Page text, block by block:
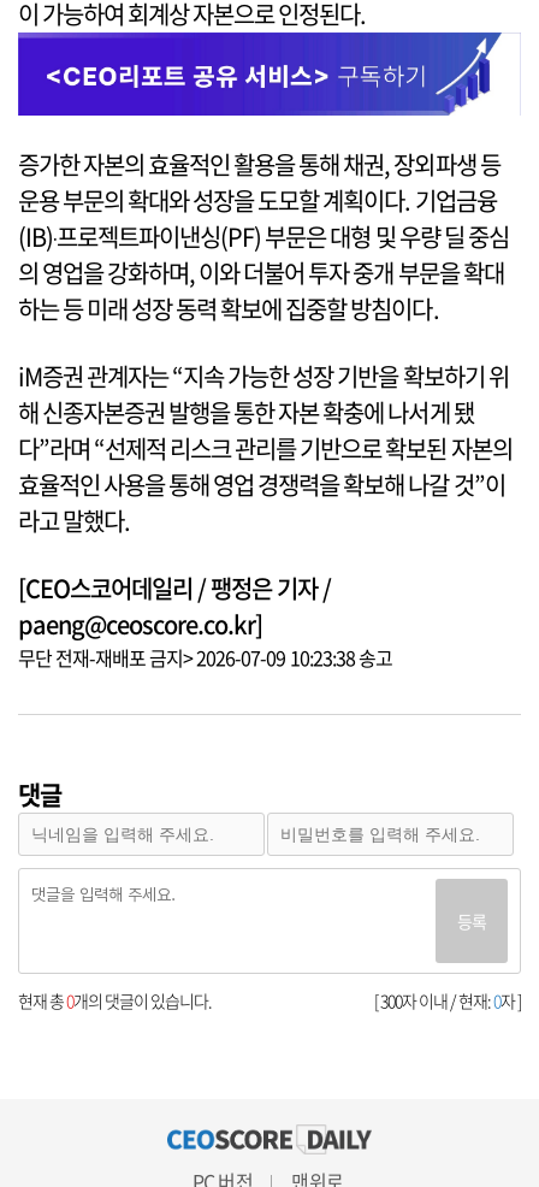
이 가능하여 회계상 자본으로 인정된다.
증가한 자본의 효율적인 활용을 통해 채권, 장외파생 등
운용 부문의 확대와 성장을 도모할 계획이다. 기업금융
(IB)‧프로젝트파이낸싱(PF) 부문은 대형 및 우량 딜 중심
의 영업을 강화하며, 이와 더불어 투자 중개 부문을 확대
하는 등 미래 성장 동력 확보에 집중할 방침이다.
iM증권 관계자는 “지속 가능한 성장 기반을 확보하기 위
해 신종자본증권 발행을 통한 자본 확충에 나서게 됐
다”라며 “선제적 리스크 관리를 기반으로 확보된 자본의
효율적인 사용을 통해 영업 경쟁력을 확보해 나갈 것”이
라고 말했다.
[CEO스코어데일리 / 팽정은 기자 /
paeng@ceoscore.co.kr]
무단 전재-재배포 금지> 2026-07-09 10:23:38 송고
댓글
등록
[ 300자 이내 / 현재:0자 ]
현재 총0개의 댓글이 있습니다.